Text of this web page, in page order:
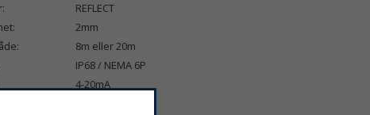
REFLECT
2mm
8m eller 20m
IP68 / NEMA 6P
4-20mA